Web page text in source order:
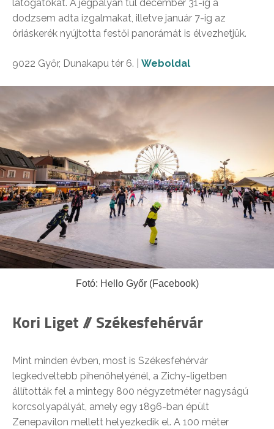
látogatókat. A jégpályán túl december 31-ig a
dodzsem adta izgalmakat, illetve január 7-ig az
óriáskerék nyújtotta festői panorámát is élvezhetjük.
9022 Győr, Dunakapu tér 6. | Weboldal
Fotó: Hello Győr (Facebook)
Kori Liget // Székesfehérvár
Mint minden évben, most is Székesfehérvár
legkedveltebb pihenőhelyénél, a Zichy-ligetben
állították fel a mintegy 800 négyzetméter nagyságú
korcsolyapályát, amely egy 1896-ban épült
Zenepavilon mellett helyezkedik el. A 100 méter